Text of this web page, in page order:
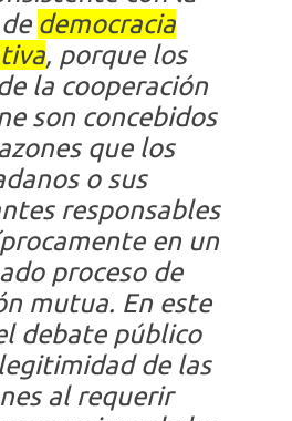
democracia
, porque los
la cooperación
son concebidos
que los
o sus
responsables
en un
proceso de
mutua. En este
debate público
de las
al requerir